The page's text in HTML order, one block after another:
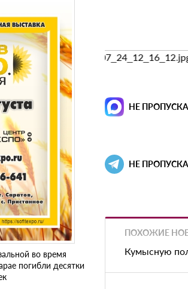
во время
погибли десятки
07/
НЕ
НЕ
ПОХОЖИЕ
Кумысную